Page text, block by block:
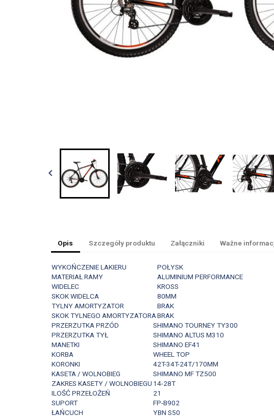

Opis Szczegóły produktu Załączniki Ważne
WYKOŃCZENIE LAKIERU
POŁYSK
MATERIAŁ RAMY
ALUMINIUM PERFORMANCE
WIDELEC
KROSS
SKOK WIDELCA
80MM
TYLNY AMORTYZATOR
BRAK
SKOK TYLNEGO AMORTYZATORABRAK
PRZERZUTKA PRZÓD
SHIMANO TOURNEY TY300
PRZERZUTKA TYŁ
SHIMANO ALTUS M310
MANETKI
SHIMANO EF41
KORBA
WHEEL TOP
KORONKI
42T-34T-24T/170MM
KASETA / WOLNOBIEG
SHIMANO MF TZ500
ZAKRES KASETY / WOLNOBIEGU 14-28T
ILOŚĆ PRZEŁOŻEŃ
21
SUPORT
FP-B902
ŁAŃCUCH
YBN S50